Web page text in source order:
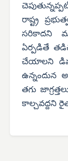
రాష్ట్ర
సరికాదని
ఏర్పడితే
చేయాలని
ఉన్నందున
తగు
కాల్చవద్దని